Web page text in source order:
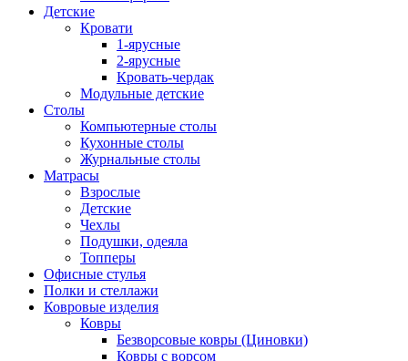
Детские
Кровати
1-ярусные
2-ярусные
Кровать-чердак
Модульные детские
Столы
Компьютерные столы
Кухонные столы
Журнальные столы
Матрасы
Взрослые
Детские
Чехлы
Подушки, одеяла
Топперы
Офисные стулья
Полки и стеллажи
Ковровые изделия
Ковры
Безворсовые ковры (Циновки)
Ковры с ворсом